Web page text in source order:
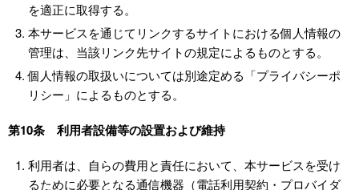
を適正に取得する。
本サービスを通じてリンクするサイトにおける個人情報の
管理は、当該リンク先サイトの規定によるものとする。
個人情報の取扱いについては別途定める「プライバシーポ
リシー」によるものとする。
第10条 利用者設備等の設置および維持
利用者は、自らの費用と責任において、本サービスを受け
るために必要となる通信機器（電話利用契約・プロバイダ